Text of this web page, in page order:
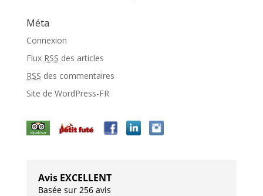
Méta
Connexion
Flux RSS des articles
RSS des commentaires
Site de WordPress-FR
Avis EXCELLENT
Basée sur 256 avis